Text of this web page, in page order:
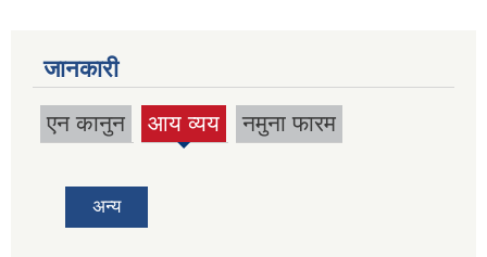
जानकारी
एन कानुन आय व्यय
(active
नमुना फारम
अन्य